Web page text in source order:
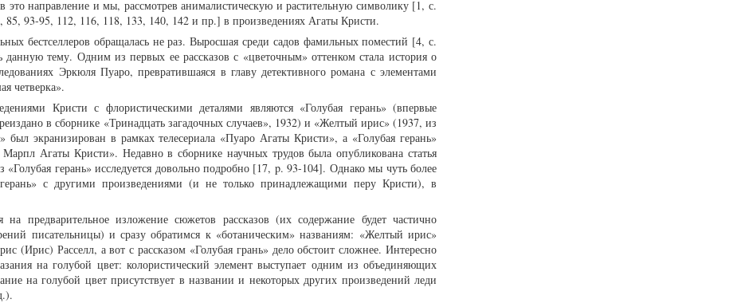
это направление и мы, рассмотрев анималистическую и растительную символику [1, с.
93-95, 112, 116, 118, 133, 140, 142 и пр.] в произведениях Агаты Кристи.
бестселлеров обращалась не раз. Выросшая среди садов фамильных поместий [4, с.
тему. Одним из первых ее рассказов с «цветочным» оттенком стала история о
Эркюля Пуаро, превратившаяся в главу детективного романа с элементами
четверка».
Кристи с флористическими деталями являются «Голубая герань» (впервые
в сборнике «Тринадцать загадочных случаев», 1932) и «Желтый ирис» (1937, из
был экранизирован в рамках телесериала «Пуаро Агаты Кристи», а «Голубая герань»
Агаты Кристи». Недавно в сборнике научных трудов была опубликована статья
«Голубая герань» исследуется довольно подробно [17, p. 93-104]. Однако мы чуть более
с другими произведениями (и не только принадлежащими перу Кристи), в
на предварительное изложение сюжетов рассказов (их содержание будет частично
писательницы) и сразу обратимся к «ботаническим» названиям: «Желтый ирис»
(Ирис) Расселл, а вот с рассказом «Голубая грань» дело обстоит сложнее. Интересно
на голубой цвет: колористический элемент выступает одним из объединяющих
на голубой цвет присутствует в названии и некоторых других произведений леди